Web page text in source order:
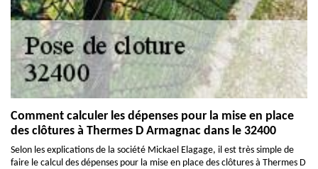
Comment calculer les dépenses pour la mise en place
des clôtures à Thermes D Armagnac dans le 32400
Selon les explications de la société Mickael Elagage, il est très simple de
faire le calcul des dépenses pour la mise en place des clôtures à Thermes D